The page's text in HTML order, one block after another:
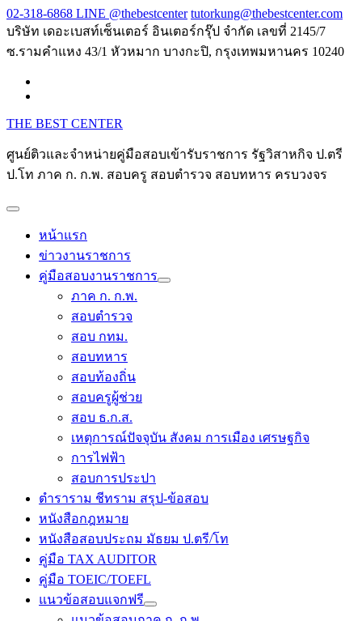
Skip
to
02-318-6868 LINE @thebestcenter tutorkung@thebestcenter.com
บริษัท เดอะเบสท์เซ็นเตอร์ อินเตอร์กรุ๊ป จำกัด เลขที่ 2145/7
ซ.รามคำแหง 43/1 หัวหมาก บางกะปิ, กรุงเทพมหานคร 10240
THE BEST CENTER
ศูนย์ติวและจำหน่ายคู่มือสอบเข้ารับราชการ รัฐวิสาหกิจ ป.ตรี
ป.โท ภาค ก. ก.พ. สอบครู สอบตำรวจ สอบทหาร ครบวงจร
หน้าแรก
ข่าวงานราชการ
คู่มือสอบงานราชการ
ภาค ก. ก.พ.
สอบตำรวจ
สอบ กทม.
สอบทหาร
สอบท้องถิ่น
สอบครูผู้ช่วย
สอบ ธ.ก.ส.
เหตุการณ์ปัจจุบัน สังคม การเมือง เศรษฐกิจ
การไฟฟ้า
สอบการประปา
ตำราราม ชีทราม สรุป-ข้อสอบ
หนังสือกฎหมาย
หนังสือสอบประถม มัธยม ป.ตรี/โท
คู่มือ TAX AUDITOR
คู่มือ TOEIC/TOEFL
แนวข้อสอบแจกฟรี